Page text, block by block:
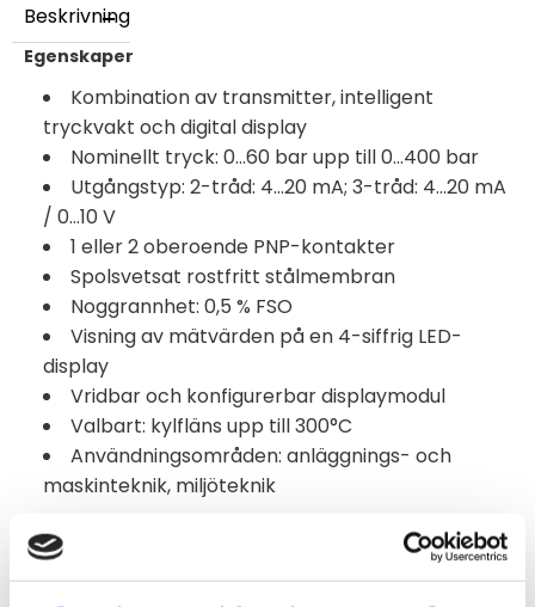
Beskrivning
Egenskaper
Kombination av transmitter, intelligent
tryckvakt och digital display
Nominellt tryck: 0...60 bar upp till 0...400 bar
Utgångstyp: 2-tråd: 4...20 mA; 3-tråd: 4...20 mA
/ 0...10 V
1 eller 2 oberoende PNP-kontakter
Spolsvetsat rostfritt stålmembran
Noggrannhet: 0,5 % FSO
Visning av mätvärden på en 4-siffrig LED-
display
Vridbar och konfigurerbar displaymodul
Valbart: kylfläns upp till 300°C
Användningsområden: anläggnings- och
maskinteknik, miljöteknik
Beskrivning
Den elektroniska tryckvakten CCP-P-201P är en